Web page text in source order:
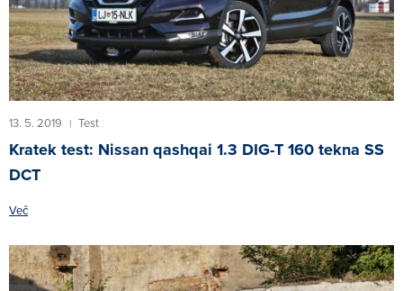
13. 5. 2019 | Test
Kratek test: Nissan qashqai 1.3 DIG-T 160 tekna SS
DCT
Več